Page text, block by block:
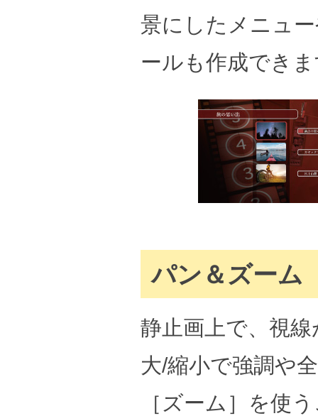
景にしたメニュ
ールも作成でき
パン＆ズーム
静止画上で、視
大/縮小で強調や
［ズーム］を使